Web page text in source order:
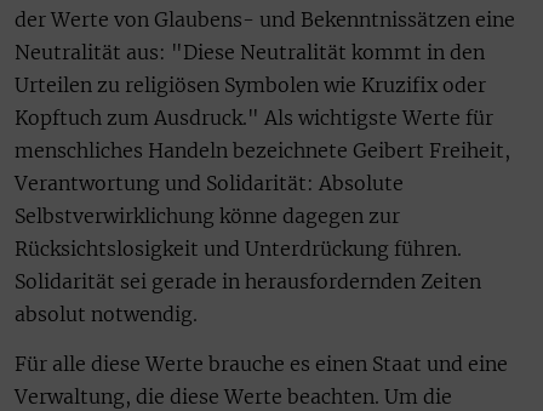
der Werte von Glaubens- und Bekenntnissätzen eine
Neutralität aus: "Diese Neutralität kommt in den
Urteilen zu religiösen Symbolen wie Kruzifix oder
Kopftuch zum Ausdruck." Als wichtigste Werte für
menschliches Handeln bezeichnete Geibert Freiheit,
Verantwortung und Solidarität: Absolute
Selbstverwirklichung könne dagegen zur
Rücksichtslosigkeit und Unterdrückung führen.
Solidarität sei gerade in herausfordernden Zeiten
absolut notwendig.
Für alle diese Werte brauche es einen Staat und eine
Verwaltung, die diese Werte beachten. Um die